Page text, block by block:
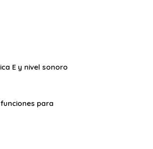
E y nivel sonoro
para